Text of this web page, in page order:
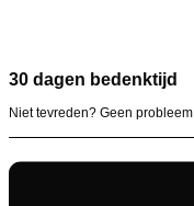
30 dagen bedenktijd
Niet tevreden? Geen